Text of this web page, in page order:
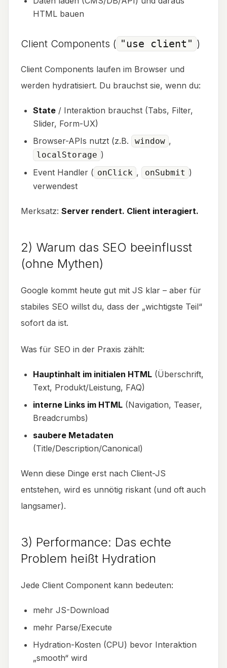
HTML bauen
Client Components ( "use client" )
Client Components laufen im Browser und
werden hydratisiert. Du brauchst sie, wenn du:
State / Interaktion brauchst (Tabs, Filter,
Slider, Form-UX)
Browser-APIs nutzt (z.B.
window ,
localStorage )
Event Handler ( onClick , onSubmit )
verwendest
Merksatz: Server rendert. Client interagiert.
2) Warum das SEO beeinflusst
(ohne Mythen)
Google kommt heute gut mit JS klar – aber für
stabiles SEO willst du, dass der „wichtigste Teil“
sofort da ist.
Was für SEO in der Praxis zählt:
Hauptinhalt im initialen HTML (Überschrift,
Text, Produkt/Leistung, FAQ)
interne Links im HTML (Navigation, Teaser,
Breadcrumbs)
saubere Metadaten
(Title/Description/Canonical)
Wenn diese Dinge erst nach Client-JS
entstehen, wird es unnötig riskant (und oft auch
langsamer).
3) Performance: Das echte
Problem heißt Hydration
Jede Client Component kann bedeuten:
mehr JS-Download
mehr Parse/Execute
Hydration-Kosten (CPU) bevor Interaktion
„smooth“ wird